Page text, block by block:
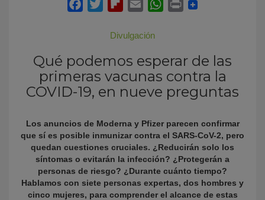
Divulgación
Qué podemos esperar de las
primeras vacunas contra la
COVID-19, en nueve preguntas
Los anuncios de Moderna y Pfizer parecen confirmar
que sí es posible inmunizar contra el SARS-CoV-2, pero
quedan cuestiones cruciales. ¿Reducirán solo los
síntomas o evitarán la infección? ¿Protegerán a
personas de riesgo? ¿Durante cuánto tiempo?
Hablamos con siete personas expertas, dos hombres y
cinco mujeres, para comprender el alcance de estas